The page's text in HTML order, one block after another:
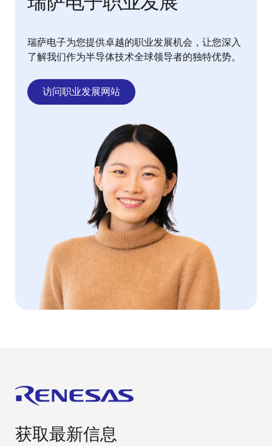
瑞萨电子为您提供卓越的职业发展机会，让您深入
了解我们作为半导体技术全球领导者的独特优势。
访问职业发展网站
获取最新信息